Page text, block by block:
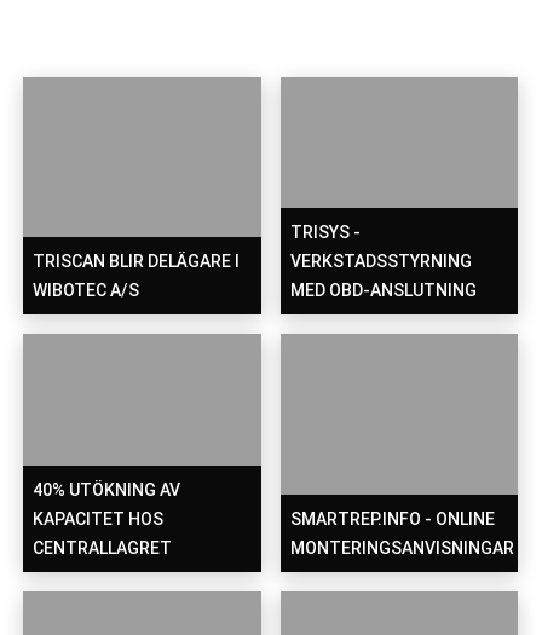
TRISCAN BLIR DELÄGARE I
WIBOTEC A/S
TRISYS -
VERKSTADSSTYRNING
MED OBD-ANSLUTNING
40% UTÖKNING AV
KAPACITET HOS
CENTRALLAGRET
SMARTREP.INFO - ONLINE
MONTERINGSANVISNINGAR